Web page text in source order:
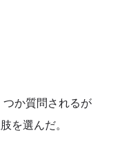
か質問されるが
を選んだ。